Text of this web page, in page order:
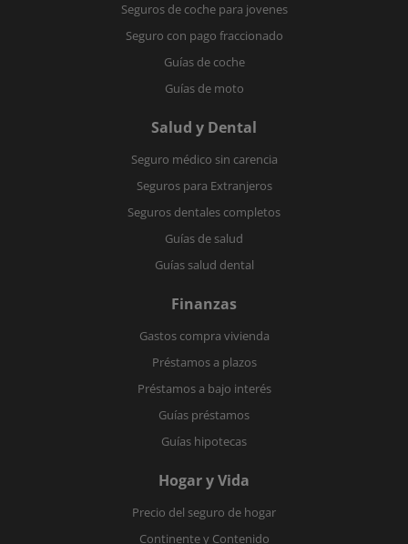
Seguros de coche para jovenes
Seguro con pago fraccionado
Guías de coche
Guías de moto
Salud y Dental
Seguro médico sin carencia
Seguros para Extranjeros
Seguros dentales completos
Guías de salud
Guías salud dental
Finanzas
Gastos compra vivienda
Préstamos a plazos
Préstamos a bajo interés
Guías préstamos
Guías hipotecas
Hogar y Vida
Precio del seguro de hogar
Continente y Contenido